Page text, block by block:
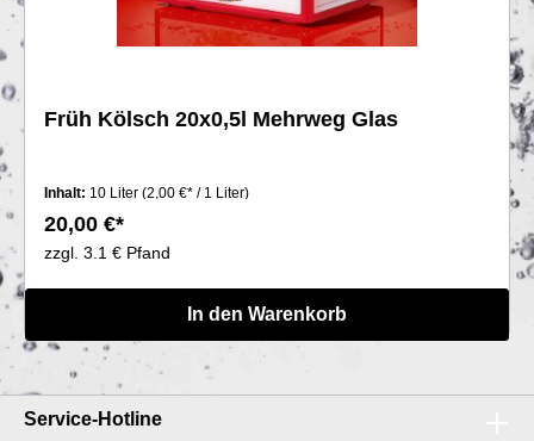
Früh Kölsch 20x0,5l Mehrweg Glas
Inhalt: 10 Liter (2,00 €* / 1 Liter)
20,00 €*
zzgl. 3.1 € Pfand
In den Warenkorb
Service-Hotline